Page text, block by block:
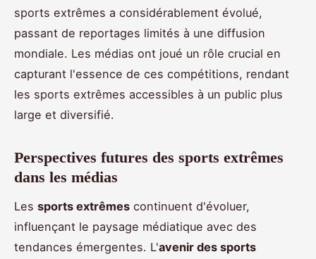
sports extrêmes a considérablement évolué,
passant de reportages limités à une diffusion
mondiale. Les médias ont joué un rôle crucial en
capturant l'essence de ces compétitions, rendant
les sports extrêmes accessibles à un public plus
large et diversifié.
Perspectives futures des sports extrêmes
dans les médias
Les sports extrêmes continuent d'évoluer,
influençant le paysage médiatique avec des
tendances émergentes. L'avenir des sports